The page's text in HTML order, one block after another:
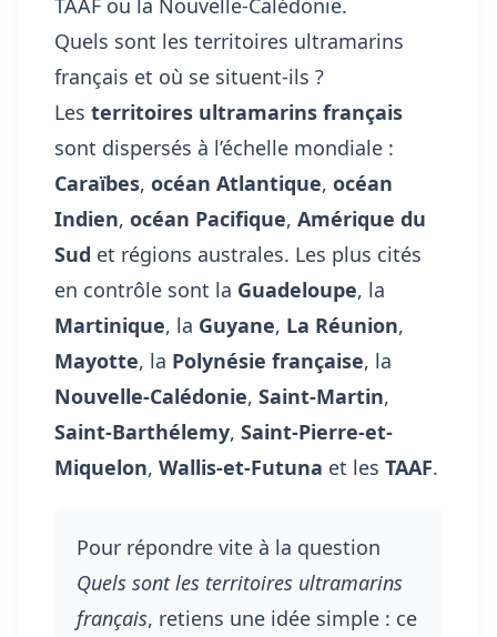
TAAF ou la Nouvelle-Calédonie.
Quels sont les territoires ultramarins
français et où se situent-ils ?
Les territoires ultramarins français
sont dispersés à l’échelle mondiale :
Caraïbes, océan Atlantique, océan
Indien, océan Pacifique, Amérique du
Sud et régions australes. Les plus cités
en contrôle sont la Guadeloupe, la
Martinique, la Guyane, La Réunion,
Mayotte, la Polynésie française, la
Nouvelle-Calédonie, Saint-Martin,
Saint-Barthélemy, Saint-Pierre-et-
Miquelon, Wallis-et-Futuna et les TAAF.
Pour répondre vite à la question
Quels sont les territoires ultramarins
français, retiens une idée simple : ce